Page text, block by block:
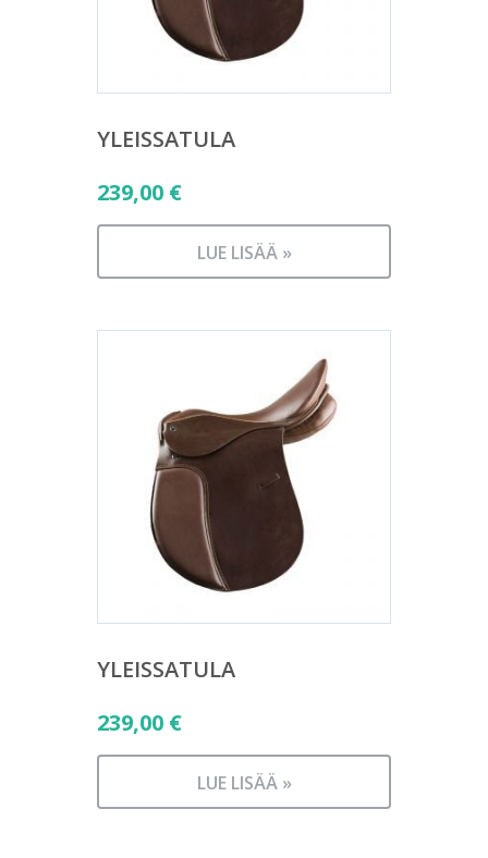
YLEISSATULA
239,00 €
LUE LISÄÄ »
YLEISSATULA
239,00 €
LUE LISÄÄ »